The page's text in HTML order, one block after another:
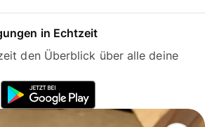
in Echtzeit
den Überblick über alle deine